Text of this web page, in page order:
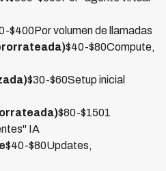
$400Por volumen de llamadas
$40-$80Compute,
$30-$60Setup inicial
$80-$1501
IA
$40-$80Updates,